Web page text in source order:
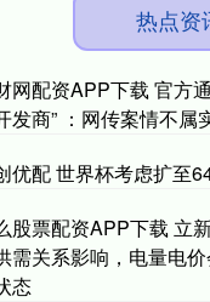
热点资
网配资APP下载 官方
发商” ：网传案情不属
优配 世界杯考虑扩至
股票配资APP下载 立
需关系影响，电量电
态